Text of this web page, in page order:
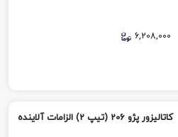
6,208,000
کاتالیزور پژو 206 (تیپ 2) الزامات آلاینده